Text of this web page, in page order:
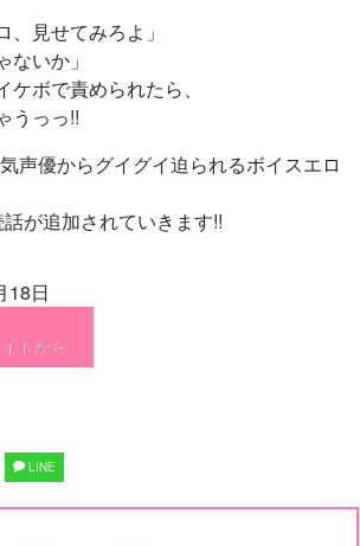
、見せてみろよ」
ないか」
ボで責められたら、
うっっ!!
声優からグイグイ迫られるボイスエロ
が追加されていきます!!
18日
トから
LINE